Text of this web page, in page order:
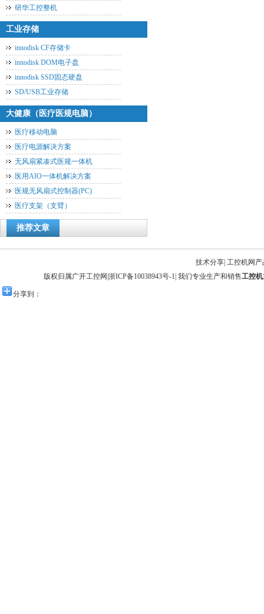
研华工控整机
工业存储
innodisk CF存储卡
innodisk DOM电子盘
innodisk SSD固态硬盘
SD/USB工业存储
大健康（医疗医规电脑）
医疗移动电脑
医疗电源解决方案
无风扇紧凑式医规一体机
医用AIO一体机解决方案
医规无风扇式控制器(PC)
医疗支架（支臂）
推荐文章
技术分享| 工控机网产
版权归属广开工控网| 浙ICP备10038943号-1 | 我们专业生产和销售工控
分享到：